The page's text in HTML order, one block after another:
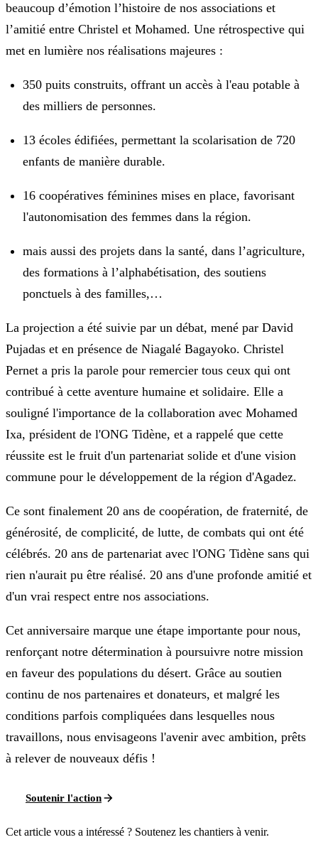
beaucoup d’émotion l’histoire de nos associations et
l’amitié entre Christel et Mohamed. Une rétrospective qui
met en lumière nos réalisations majeures :
350 puits construits, offrant un accès à l'eau potable à
des milliers de personnes.
13 écoles édifiées, permettant la scolarisation de 720
enfants de manière durable.
16 coopératives féminines mises en place, favorisant
l'autonomisation des femmes dans la région.
mais aussi des projets dans la santé, dans l’agriculture,
des formations à l’alphabétisation, des soutiens
ponctuels à des familles,…
La projection a été suivie par un débat, mené par David
Pujadas et en présence de Niagalé Bagayoko. Christel
Pernet a pris la parole pour remercier tous ceux qui ont
contribué à cette aventure humaine et solidaire. Elle a
souligné l'importance de la collaboration avec Mohamed
Ixa, président de l'ONG Tidène, et a rappelé que cette
réussite est le fruit d'un partenariat solide et d'une vision
commune pour le développement de la région d'Agadez.
Ce sont finalement 20 ans de coopération, de fraternité, de
générosité, de complicité, de lutte, de combats qui ont été
célébrés. 20 ans de partenariat avec l'ONG Tidène sans qui
rien n'aurait pu être réalisé. 20 ans d'une profonde amitié et
d'un vrai respect entre nos associations.
Cet anniversaire marque une étape importante pour nous,
renforçant notre détermination à poursuivre notre mission
en faveur des populations du désert. Grâce au soutien
continu de nos partenaires et donateurs, et malgré les
conditions parfois compliquées dans lesquelles nous
travaillons, nous envisageons l'avenir avec ambition, prêts
à relever de nouveaux défis !
Soutenir l'action
Cet article vous a intéressé ? Soutenez les chantiers à venir.